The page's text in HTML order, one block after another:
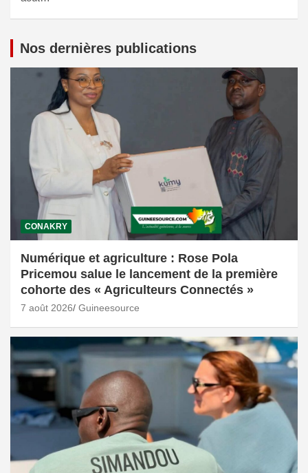
Nos dernières publications
CONAKRY
Numérique et agriculture : Rose Pola
Pricemou salue le lancement de la première
cohorte des « Agriculteurs Connectés »
7 août 2026 Guineesource